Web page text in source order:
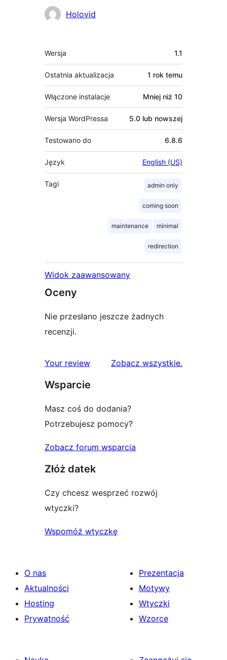
Zaangażowani
Holovid
Meta
Wersja 1.1
Ostatnia aktualizacja 1 rok temu
Włączone instalacje Mniej niż 10
Wersja WordPressa 5.0 lub nowszej
Testowano do 6.8.6
Język English (US)
Tagi admin only
coming soon
maintenance minimal
redirection
Widok zaawansowany
Oceny
Nie przesłano jeszcze żadnych
recenzji.
Your review Zobacz wszystkierecenzje
.
Wsparcie
Masz coś do dodania?
Potrzebujesz pomocy?
Zobacz forum wsparcia
Złóż datek
Czy chcesz wesprzeć rozwój
wtyczki?
Wspomóż wtyczkę
O nas
Aktualności
Hosting
Prywatność
Prezentacja
Motywy
Wtyczki
Wzorce